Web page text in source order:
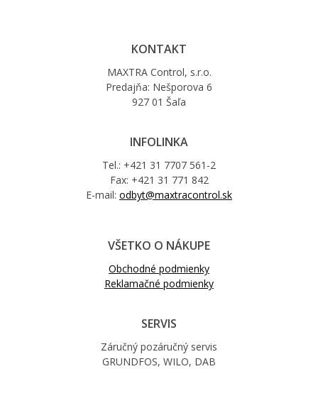
KONTAKT
MAXTRA Control, s.r.o.
Predajňa: Nešporova 6
927 01 Šaľa
INFOLINKA
Tel.: +421 31 7707 561-2
Fax: +421 31 771 842
E-mail: odbyt@maxtracontrol.sk
VŠETKO O NÁKUPE
Obchodné podmienky
Reklamačné podmienky
SERVIS
Záručný pozáručný servis
GRUNDFOS, WILO, DAB